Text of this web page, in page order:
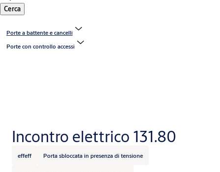
Cerca
Porte a battente e cancelli
Porte con controllo accessi
Incontro elettrico 131.80
effeff Porta sbloccata in presenza di tensione